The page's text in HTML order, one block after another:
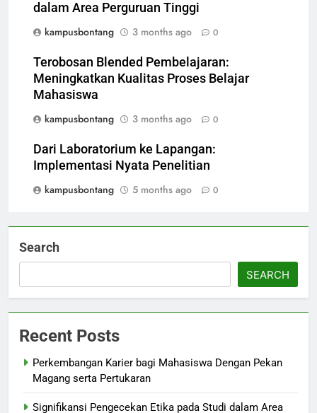
dalam Area Perguruan Tinggi
kampusbontang
3 months ago 0
Terobosan Blended Pembelajaran:
Meningkatkan Kualitas Proses Belajar
Mahasiswa
kampusbontang
3 months ago 0
Dari Laboratorium ke Lapangan:
Implementasi Nyata Penelitian
kampusbontang
5 months ago 0
Search
SEARCH
Recent Posts
Perkembangan Karier bagi Mahasiswa Dengan Pekan
Magang serta Pertukaran
Signifikansi Pengecekan Etika pada Studi dalam Area